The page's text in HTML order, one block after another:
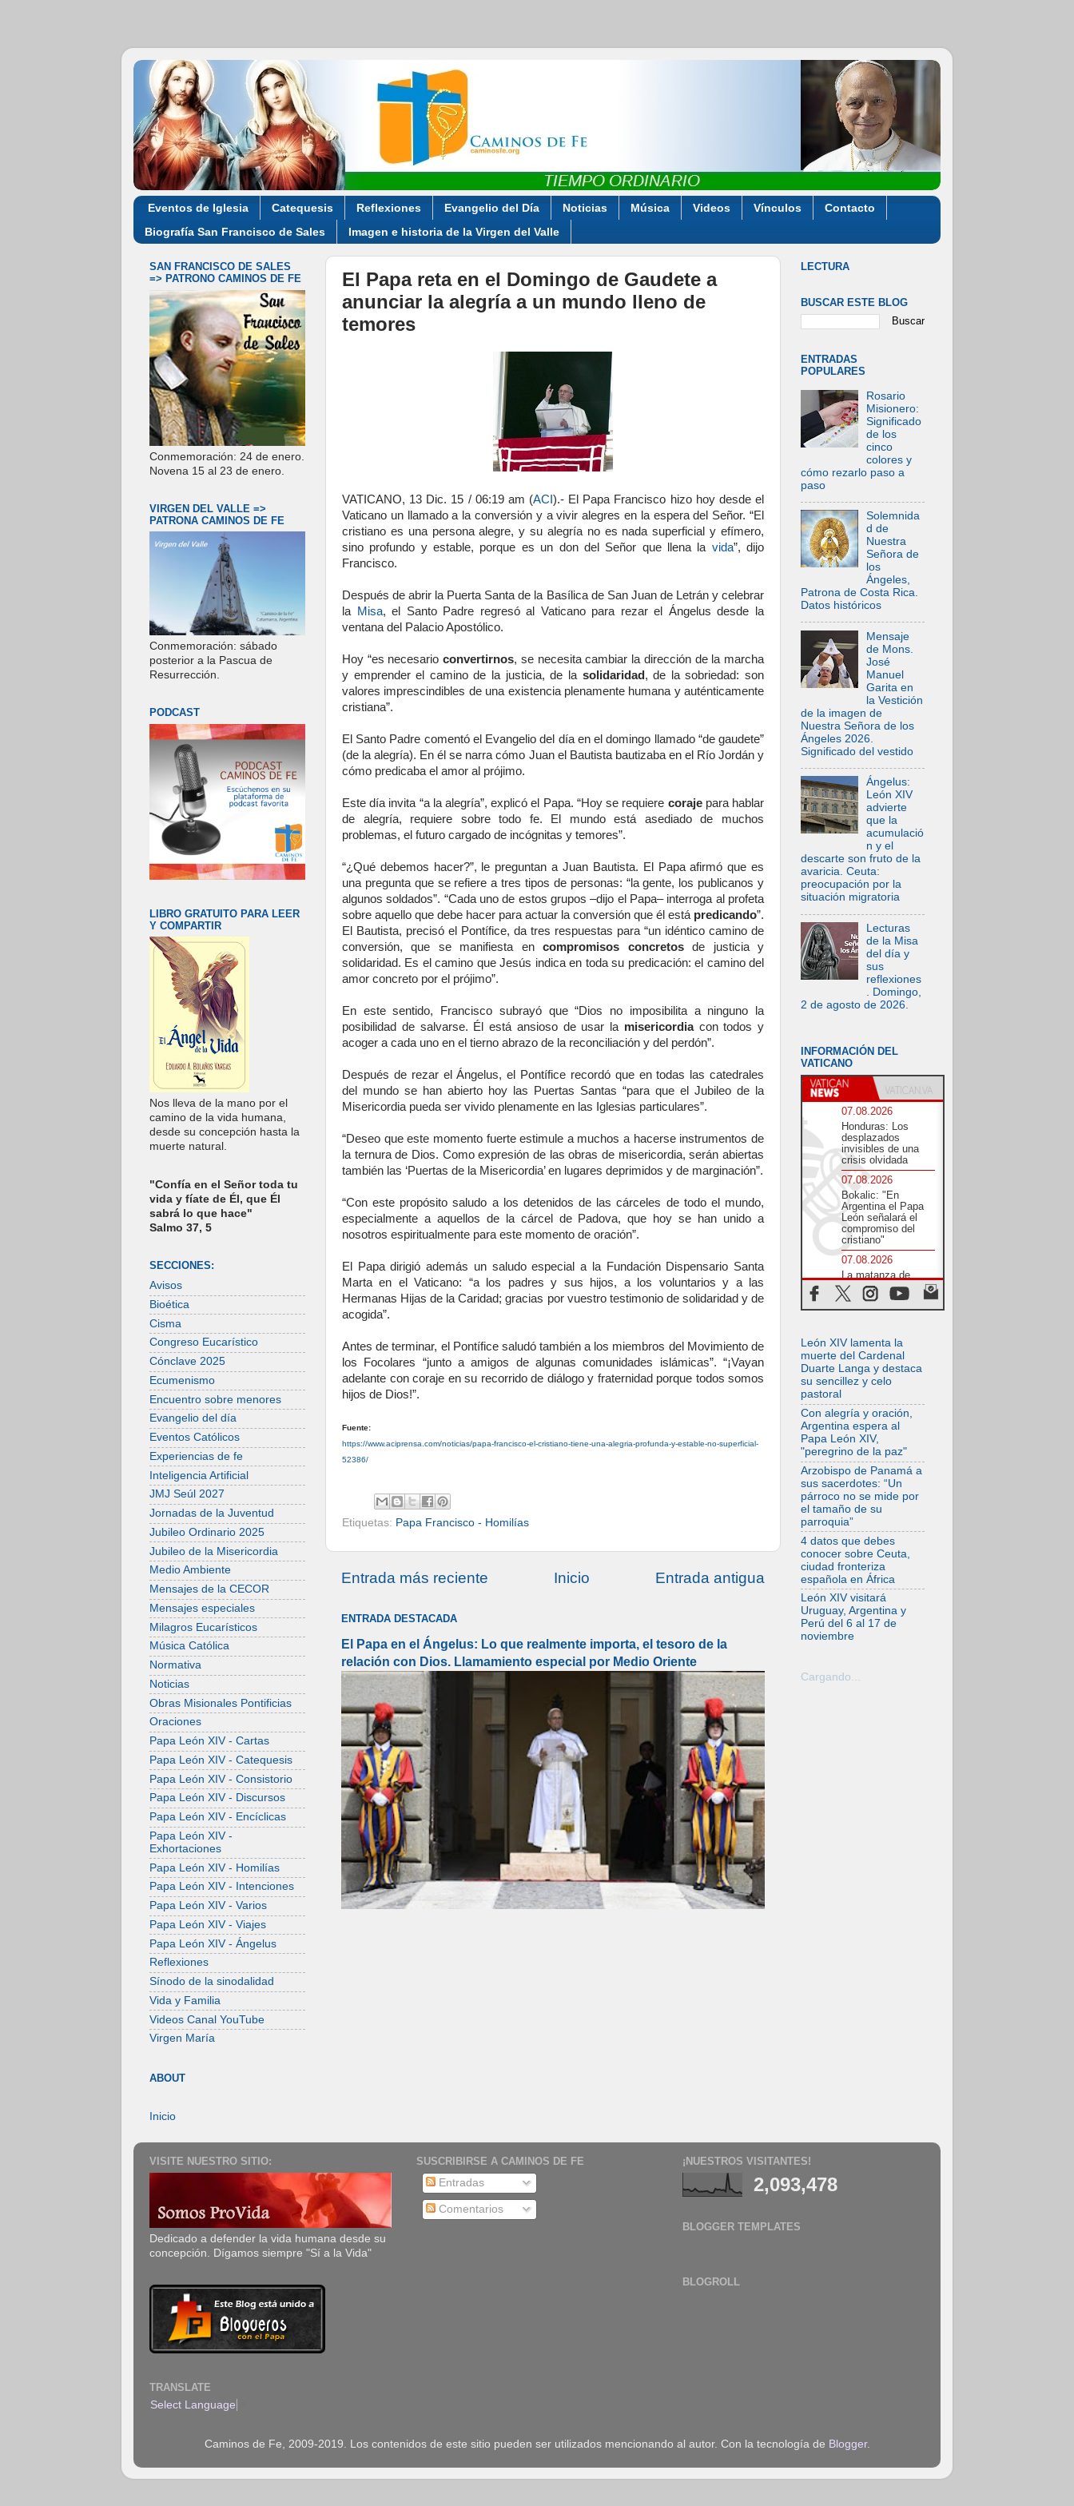
Eventos de Iglesia Catequesis Reflexiones Evangelio del Día Noticias Música Videos Vínculos
Contacto
Biografía San Francisco de Sales
Imagen e historia de la Virgen del Valle
El Papa reta en el Domingo de Gaudete a
anunciar la alegría a un mundo lleno de
temores
VATICANO, 13 Dic. 15 / 06:19 am (ACI ).- El Papa Francisco hizo hoy desde el
Vaticano un llamado a la conversión y a vivir alegres en la espera del Señor. “El
cristiano es una persona alegre, y su alegría no es nada superficial y efímero,
sino profundo y estable, porque es un don del Señor que llena la vida”, dijo
Francisco.
Después de abrir la Puerta Santa de la Basílica de San Juan de Letrán y celebrar
la
Misa, el Santo Padre regresó al Vaticano para rezar el Ángelus desde la
ventana del Palacio Apostólico.
Hoy “es necesarioconvertirnos, se necesita cambiar la dirección de la marcha
y emprender el camino de la justicia, de la solidaridad , de la sobriedad: son
valores imprescindibles de una existencia plenamente humana y auténticamente
cristiana”.
El Santo Padre comentó el Evangelio del día en el domingo llamado “de gaudete”
(de la alegría). En él se narra cómo Juan el Bautista bautizaba en el Río Jordán y
cómo predicaba el amor al prójimo.
Este día invita “a la alegría”, explicó el Papa. “Hoy se requiere corajepara hablar
de alegría, requiere sobre todo fe. El mundo está asediado de muchos
problemas, el futuro cargado de incógnitas y temores”.
“¿Qué debemos hacer?”, le preguntan a Juan Bautista. El Papa afirmó que es
una pregunta que se refiere a tres tipos de personas: “la gente, los publicanos y
algunos soldados”. “Cada uno de estos grupos –dijo el Papa– interroga al profeta
sobre aquello que debe hacer para actuar la conversión que él está predicando”.
El Bautista, precisó el Pontífice, da tres respuestas para “un idéntico camino de
conversión, que se manifiesta encompromisos concretosde justicia y
solidaridad. Es el camino que Jesús indica en toda su predicación: el camino del
amor concreto por el prójimo”.
En este sentido, Francisco subrayó que “Dios no imposibilita a ninguno la
posibilidad de salvarse. Él está ansioso de usar la misericordiacon todos y
acoger a cada uno en el tierno abrazo de la reconciliación y del perdón”.
Después de rezar el Ángelus, el Pontífice recordó que en todas las catedrales
del mundo se han abierto hoy las Puertas Santas “para que el Jubileo de la
Misericordia pueda ser vivido plenamente en las Iglesias particulares”.
“Deseo que este momento fuerte estimule a muchos a hacerse instrumentos de
la ternura de Dios. Como expresión de las obras de misericordia, serán abiertas
también las ‘Puertas de la Misericordia’ en lugares deprimidos y de marginación”.
“Con este propósito saludo a los detenidos de las cárceles de todo el mundo,
especialmente a aquellos de la cárcel de Padova, que hoy se han unido a
nosotros espiritualmente para este momento de oración”.
El Papa dirigió además un saludo especial a la Fundación Dispensario Santa
Marta en el Vaticano: “a los padres y sus hijos, a los voluntarios y a las
Hermanas Hijas de la Caridad; gracias por vuestro testimonio de solidaridad y de
acogida”.
Antes de terminar, el Pontífice saludó también a los miembros del Movimiento de
los Focolares “junto a amigos de algunas comunidades islámicas”. “¡Vayan
adelante con coraje en su recorrido de diálogo y fraternidad porque todos somos
hijos de Dios!”.
Fuente:
https://www.aciprensa.com/noticias/papa-francisco-el-cristiano-tiene-una-alegria-profunda-y-estable-no-superficial-
52386/
Etiquetas: Papa Francisco - Homilías
Entrada más reciente Entrada antigua
Inicio
ENTRADA DESTACADA
El Papa en el Ángelus: Lo que realmente importa, el tesoro de la
relación con Dios. Llamamiento especial por Medio Oriente
SAN FRANCISCO DE SALES
=> PATRONO CAMINOS DE FE
Conmemoración: 24 de enero.
Novena 15 al 23 de enero.
VIRGEN DEL VALLE =>
PATRONA CAMINOS DE FE
Conmemoración: sábado
posterior a la Pascua de
Resurrección.
PODCAST
LIBRO GRATUITO PARA LEER
Y COMPARTIR
Nos lleva de la mano por el
camino de la vida humana,
desde su concepción hasta la
muerte natural.
"Confía en el Señor toda tu
vida y fíate de Él, que Él
sabrá lo que hace"
Salmo 37, 5
SECCIONES:
Avisos
Bioética
Cisma
Congreso Eucarístico
Cónclave 2025
Ecumenismo
Encuentro sobre menores
Evangelio del día
Eventos Católicos
Experiencias de fe
Inteligencia Artificial
JMJ Seúl 2027
Jornadas de la Juventud
Jubileo Ordinario 2025
Jubileo de la Misericordia
Medio Ambiente
Mensajes de la CECOR
Mensajes especiales
Milagros Eucarísticos
Música Católica
Normativa
Noticias
Obras Misionales Pontificias
Oraciones
Papa León XIV - Cartas
Papa León XIV - Catequesis
Papa León XIV - Consistorio
Papa León XIV - Discursos
Papa León XIV - Encíclicas
Papa León XIV -
Exhortaciones
Papa León XIV - Homilías
Papa León XIV - Intenciones
Papa León XIV - Varios
Papa León XIV - Viajes
Papa León XIV - Ángelus
Reflexiones
Sínodo de la sinodalidad
Vida y Familia
Videos Canal YouTube
Virgen María
ABOUT
Inicio
LECTURA
BUSCAR ESTE BLOG
ENTRADAS
POPULARES
Rosario
Misionero:
Significado
de los
cinco
colores y
cómo rezarlo paso a
paso
Solemnida
d de
Nuestra
Señora de
los
Ángeles,
Patrona de Costa Rica.
Datos históricos
Mensaje
de Mons.
José
Manuel
Garita en
la Vestición
de la imagen de
Nuestra Señora de los
Ángeles 2026.
Significado del vestido
Ángelus:
León XIV
advierte
que la
acumulació
n y el
descarte son fruto de la
avaricia. Ceuta:
preocupación por la
situación migratoria
Lecturas
de la Misa
del día y
sus
reflexiones
. Domingo,
2 de agosto de 2026.
INFORMACIÓN DEL
VATICANO
07.08.2026
Honduras: Los
desplazados
invisibles de una
crisis olvidada
07.08.2026
Bokalic: "En
Argentina el Papa
León señalará el
compromiso del
cristiano"
07.08.2026
La matanza de
niños en Gaza no
cesa: 300 muertos
en 300 días
Tagle: La guerra
desfigura el mundo,
solo la revelación
de Dios lo
transfigura
07.08.2026
Presentada la
Trienal de Arte de
las Universidades
Católicas:
«Exercises in
Empathy»
07.08.2026
Fortunatus
Nwachukwu: la
comunicación como
misión al servicio
del Evangelio
07.08.2026
SIGNIS 2026, dar
voz a las religiosas
en el espacio
público
de empoderamiento
León XIV lamenta la
muerte del Cardenal
Duarte Langa y destaca
su sencillez y celo
pastoral
Con alegría y oración,
Argentina espera al
Papa León XIV,
"peregrino de la paz"
Arzobispo de Panamá a
sus sacerdotes: “Un
párroco no se mide por
el tamaño de su
parroquia”
4 datos que debes
conocer sobre Ceuta,
ciudad fronteriza
española en África
León XIV visitará
Uruguay, Argentina y
Perú del 6 al 17 de
noviembre
Cargando...
VISITE NUESTRO SITIO:
Dedicado a defender la vida humana desde su
concepción. Dígamos siempre "Sí a la Vida"
TRANSLATE
Select Language
SUSCRIBIRSE A CAMINOS DE FE
Entradas
Comentarios
¡NUESTROS VISITANTES!
2,093,478
BLOGGER TEMPLATES
BLOGROLL
Caminos de Fe, 2009-2019. Los contenidos de este sitio pueden ser utilizados mencionando al autor. Con la tecnología de Blogger.